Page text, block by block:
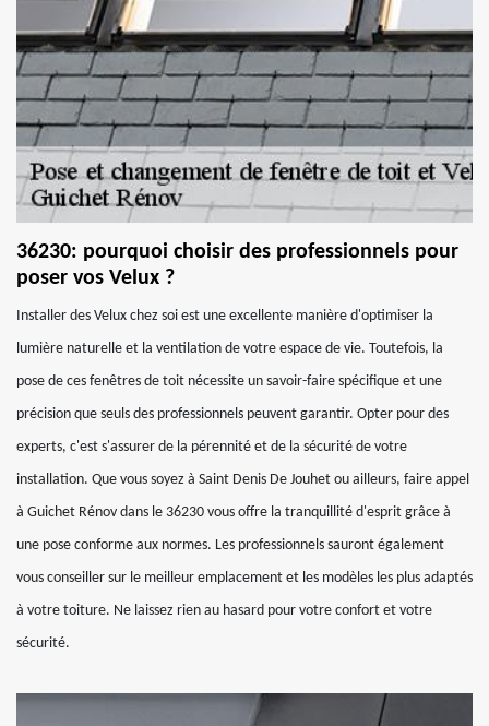
36230: pourquoi choisir des professionnels pour
poser vos Velux ?
Installer des Velux chez soi est une excellente manière d'optimiser la
lumière naturelle et la ventilation de votre espace de vie. Toutefois, la
pose de ces fenêtres de toit nécessite un savoir-faire spécifique et une
précision que seuls des professionnels peuvent garantir. Opter pour des
experts, c'est s'assurer de la pérennité et de la sécurité de votre
installation. Que vous soyez à Saint Denis De Jouhet ou ailleurs, faire appel
à Guichet Rénov dans le 36230 vous offre la tranquillité d'esprit grâce à
une pose conforme aux normes. Les professionnels sauront également
vous conseiller sur le meilleur emplacement et les modèles les plus adaptés
à votre toiture. Ne laissez rien au hasard pour votre confort et votre
sécurité.